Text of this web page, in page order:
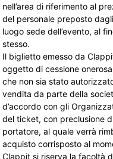
nell’area di riferimento al
del personale preposto
luogo sede dell’evento, al
stesso.
Il biglietto emesso da
oggetto di cessione
che non sia stato
vendita da parte della
d’accordo con gli
del ticket, con preclusione
portatore, al quale verrà
acquisto corrisposto al
Clappit si riserva la facoltà